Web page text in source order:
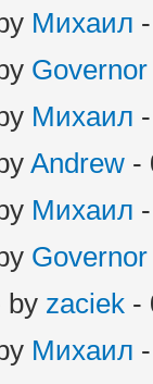
Михаил
Governor
Михаил
Andrew -
Михаил
Governor
by zaciek -
Михаил